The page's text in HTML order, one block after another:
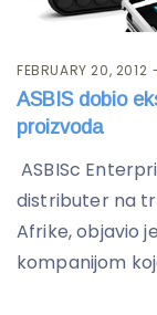
FEBRUARY 20, 2012
ASBIS dobio
proizvoda
ASBISc
distributer na
Afrike, objavio
kompanijom